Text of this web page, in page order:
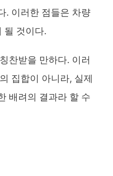
. 이러한 점들은 차량
될 것이다.
찬받을 만하다. 이러
집합이 아니라, 실제
배려의 결과라 할 수